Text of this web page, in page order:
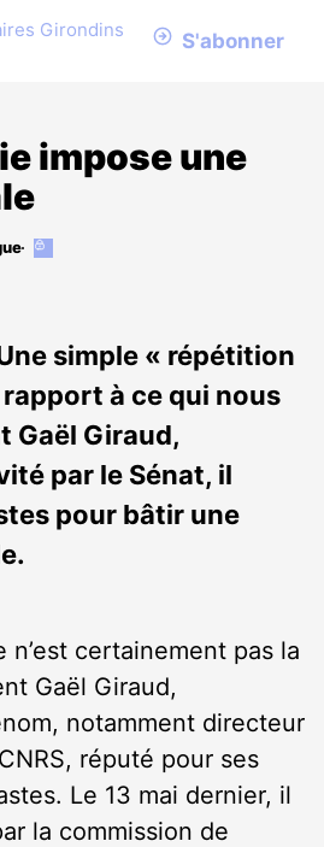
S'abonner
impose une
Cet
abonnés
simple « répétition
à ce qui nous
Gaël Giraud,
par le Sénat, il
pour bâtir une
n’est certainement pas la
Gaël Giraud,
notamment directeur
réputé pour ses
Le 13 mai dernier, il
la commission de